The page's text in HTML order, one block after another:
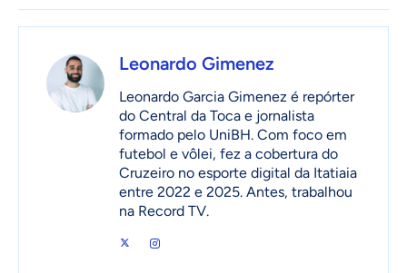
Leonardo Gimenez
Leonardo Garcia Gimenez é repórter
do Central da Toca e jornalista
formado pelo UniBH. Com foco em
futebol e vôlei, fez a cobertura do
Cruzeiro no esporte digital da Itatiaia
entre 2022 e 2025. Antes, trabalhou
na Record TV.